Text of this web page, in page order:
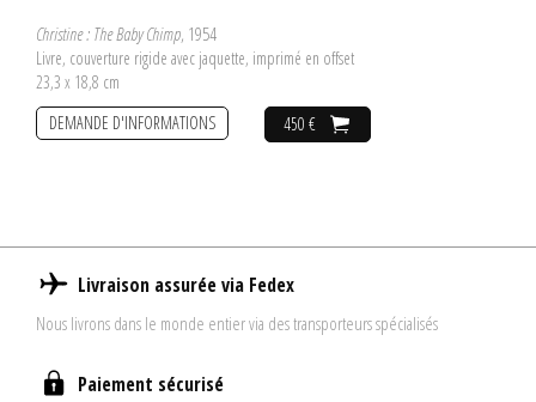
Christine : The Baby Chimp, 1954
Livre, couverture rigide avec jaquette, imprimé en offset
23,3 x 18,8 cm
450 €
DEMANDE D'INFORMATIONS
Livraison assurée via Fedex
Nous livrons dans le monde entier via des transporteurs spécialisés
Paiement sécurisé